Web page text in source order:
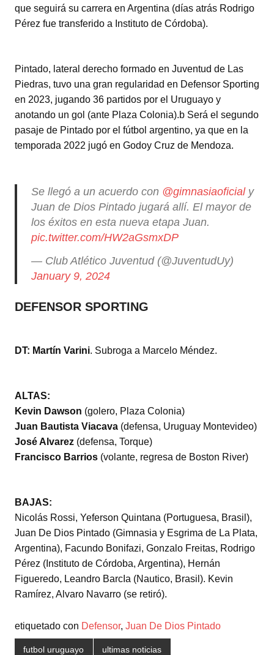
i
r
que seguirá su carrera en Argentina (días atrás Rodrigo
Pérez fue transferido a Instituto de Córdoba).
Pintado, lateral derecho formado en Juventud de Las
Piedras, tuvo una gran regularidad en Defensor Sporting
en 2023, jugando 36 partidos por el Uruguayo y
anotando un gol (ante Plaza Colonia).b Será el segundo
pasaje de Pintado por el fútbol argentino, ya que en la
temporada 2022 jugó en Godoy Cruz de Mendoza.
Se llegó a un acuerdo con @gimnasiaoficialy
Juan de Dios Pintado jugará allí. El mayor de
los éxitos en esta nueva etapa Juan.
pic.twitter.com/HW2aGsmxDP
— Club Atlético Juventud (@JuventudUy)
January 9, 2024
DEFENSOR SPORTING
DT: Martín Varini. Subroga a Marcelo Méndez.
ALTAS:
Kevin Dawson (golero, Plaza Colonia)
Juan Bautista Viacava (defensa, Uruguay Montevideo)
José Alvarez (defensa, Torque)
Francisco Barrios (volante, regresa de Boston River)
BAJAS:
Nicolás Rossi, Yeferson Quintana (Portuguesa, Brasil),
Juan De Dios Pintado (Gimnasia y Esgrima de La Plata,
Argentina), Facundo Bonifazi, Gonzalo Freitas, Rodrigo
Pérez (Instituto de Córdoba, Argentina), Hernán
Figueredo, Leandro BarcIa (Nautico, Brasil). Kevin
Ramírez, Alvaro Navarro (se retiró).
etiquetado con Defensor, Juan De Dios Pintado
futbol uruguayo ultimas noticias